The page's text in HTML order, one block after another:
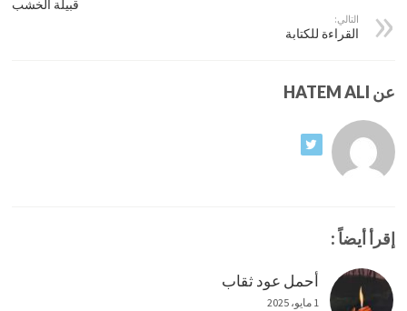
قبيلة الخشب
التالي:
القراءة للكتابة
عن HATEM ALI
إقرأ أيضاً :
أحمل عود ثقاب
1 مايو، 2025